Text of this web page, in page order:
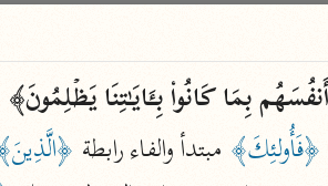
في نشر القرآن والعلم الشرعي
الباحث القرآني
علوم مصاحف
بِمَا كَانُوا۟ بِـَٔایَـٰتِنَا یَظۡلِمُونَ﴾
﴿فَأُولئِكَ﴾ مبتدأ والفاء رابطة